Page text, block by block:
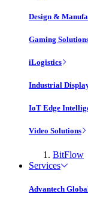
Design &
Gaming
iLogistics
Industrial
IoT Edge
Video Solutions
BitFlow
Services
Advantech